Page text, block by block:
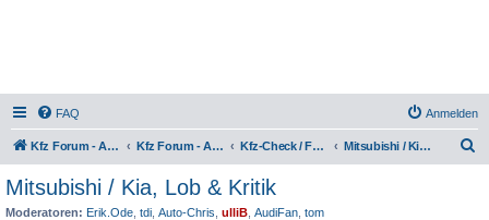
FAQ Anmelden
Kfz Forum - Auto, Motorrad und LKW Kfz Forum - Auto, Motorrad und LKW Kfz-Check / Fahrzeugbewertung / Lob & Tadel / Berichte & Erfahrungen Mitsubishi / Kia, Lob & Kritik
Mitsubishi / Kia, Lob & Kritik
Moderatoren: Erik.Ode tdi Auto-Chris ulliB AudiFan tom